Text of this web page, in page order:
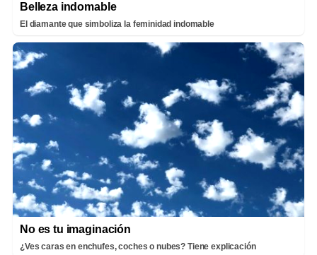
Belleza indomable
El diamante que simboliza la feminidad indomable
No es tu imaginación
¿Ves caras en enchufes, coches o nubes? Tiene explicación